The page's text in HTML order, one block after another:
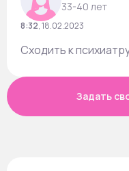
33-40 лет
8:32,18.02.2023
Сходить к
Задать